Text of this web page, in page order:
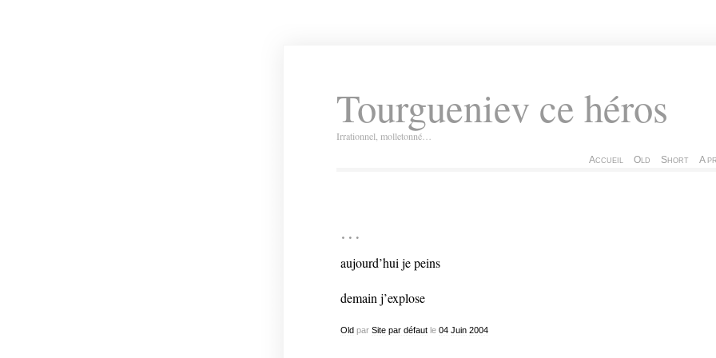
Tourgueniev ce héros
Irrationnel, molletonné…
Accueil Old Short A
…
aujourd’hui je peins
demain j’explose
Oldpar Site par défautle 04 Juin 2004